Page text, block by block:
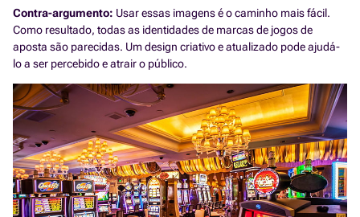
Contra-argumento: Usar essas imagens é o caminho mais fácil.
Como resultado, todas as identidades de marcas de jogos de
aposta são parecidas. Um design criativo e atualizado pode ajudá-
lo a ser percebido e atrair o público.